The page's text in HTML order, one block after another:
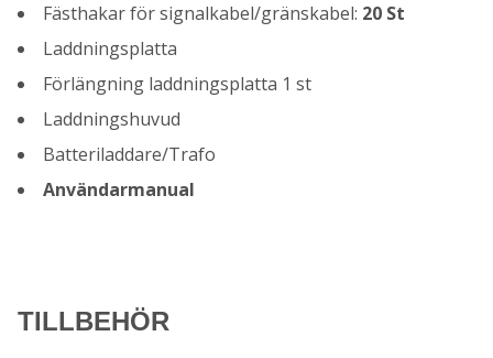
Fästhakar för signalkabel/gränskabel: 20 St
Laddningsplatta
Förlängning laddningsplatta 1 st
Laddningshuvud
Batteriladdare/Trafo
Användarmanual
TILLBEHÖR